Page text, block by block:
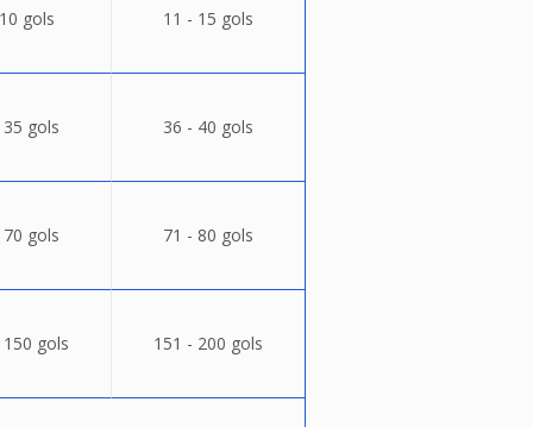
gols 11 - 15 gols
gols 36 - 40 gols
gols 71 - 80 gols
gols 151 - 200 gols